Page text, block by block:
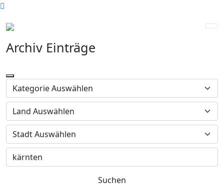
Archiv Einträge
Suchen